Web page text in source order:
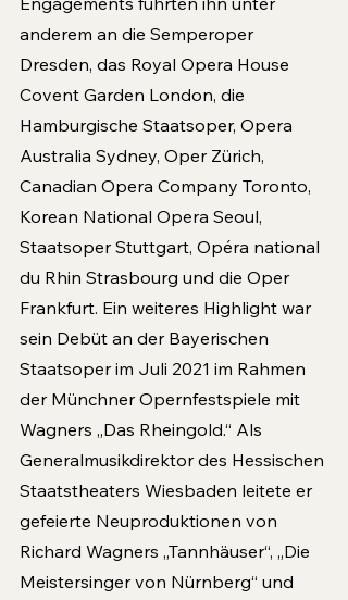
anderem an die Semperoper
Dresden, das Royal Opera House
Covent Garden London, die
Hamburgische Staatsoper, Opera
Australia Sydney, Oper Zürich,
Canadian Opera Company Toronto,
Korean National Opera Seoul,
Staatsoper Stuttgart, Opéra national
du Rhin Strasbourg und die Oper
Frankfurt. Ein weiteres Highlight war
sein Debüt an der Bayerischen
Staatsoper im Juli 2021 im Rahmen
der Münchner Opernfestspiele mit
Wagners „Das Rheingold.“ Als
Generalmusikdirektor des Hessischen
Staatstheaters Wiesbaden leitete er
gefeierte Neuproduktionen von
Richard Wagners „Tannhäuser“, „Die
Meistersinger von Nürnberg“ und